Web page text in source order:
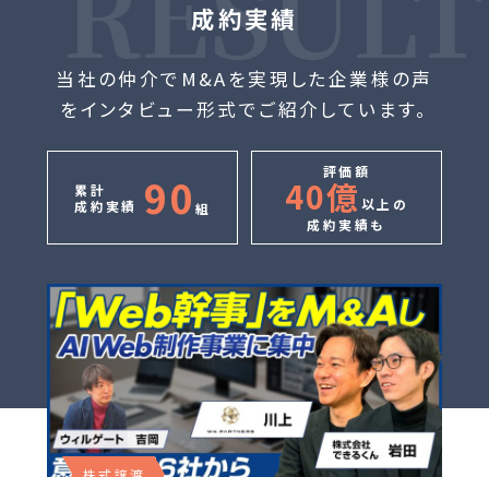
成約実績
当社の仲介でM&Aを実現した企業様の声
をインタビュー形式でご紹介しています。
累計
成約実績 90 組
評価額
40億 以上の
成約実績も